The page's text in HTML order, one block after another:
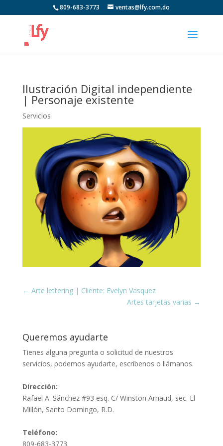
809-683-3773 ventas@lfy.com.do
Ilustración Digital independiente
| Personaje existente
Servicios
← Arte lettering | Cliente: Evelyn Vasquez
Artes tarjetas varias →
Queremos ayudarte
Tienes alguna pregunta o solicitud de nuestros
servicios, podemos ayudarte, escríbenos o llámanos.
Dirección:
Rafael A. Sánchez #93 esq. C/ Winston Arnaud, sec. El
Millón, Santo Domingo, R.D.
Teléfono:
809-683-3773